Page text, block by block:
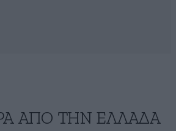
ΑΠΟ ΤΗΝ ΕΛΛΑΔΑ